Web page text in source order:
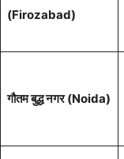
(Firozabad)
गौतम बुद्ध नगर (Noida)